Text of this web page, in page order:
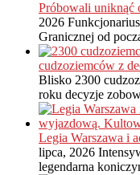
Próbowali uniknąć
2026
Granicznej od
cudzoziemców z
Blisko 2300
roku decyzje
Legia Warszawa i
lipca, 2026
legendarna